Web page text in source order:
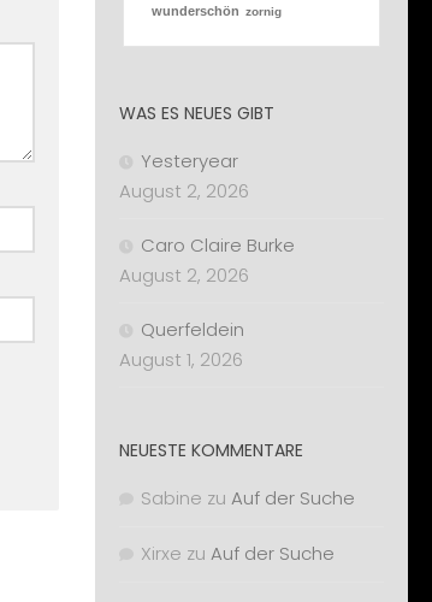
wunderschön zornig
WAS ES NEUES GIBT
Yesteryear
August 2, 2026
Caro Claire Burke
August 2, 2026
Querfeldein
August 1, 2026
NEUESTE KOMMENTARE
Sabine zu Auf der Suche
Xirxe zu Auf der Suche